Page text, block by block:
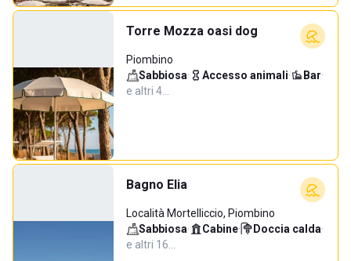
Torre Mozza oasi dog
Piombino
Sabbiosa· Accesso animali· Bar·
e altri 4…
Bagno Elia
Località Mortelliccio, Piombino
Sabbiosa· Cabine· Doccia calda·
e altri 16…